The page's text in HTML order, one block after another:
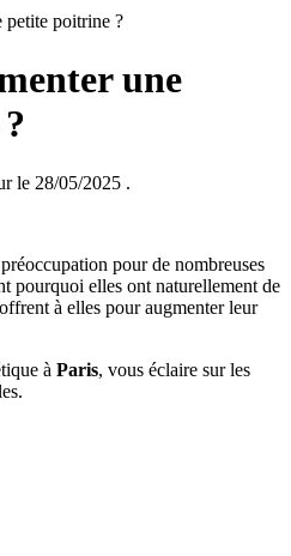
petite poitrine ?
une
le 28/05/2025 .
pour de nombreuses
pourquoi elles ont naturellement de
à elles pour augmenter leur
à Paris, vous éclaire sur les